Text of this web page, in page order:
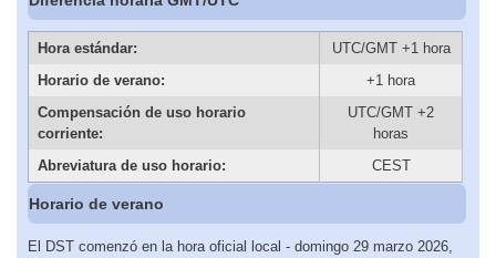
Hora estándar:
UTC/GMT +1 hora
Horario de verano:
+1 hora
Compensación de uso horario
corriente:
UTC/GMT +2
horas
Abreviatura de uso horario:
CEST
Horario de verano
El DST comenzó en la hora oficial local - domingo 29 marzo 2026,